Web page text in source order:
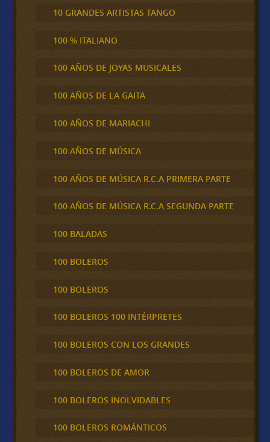
10 GRANDES ARTISTAS TANGO
100 % ITALIANO
100 AÑOS DE JOYAS MUSICALES
100 AÑOS DE LA GAITA
100 AÑOS DE MARIACHI
100 AÑOS DE MÚSICA
100 AÑOS DE MÚSICA R.C.A PRIMERA PARTE
100 AÑOS DE MÚSICA R.C.A SEGUNDA PARTE
100 BALADAS
100 BOLEROS
100 BOLEROS
100 BOLEROS 100 INTÉRPRETES
100 BOLEROS CON LOS GRANDES
100 BOLEROS DE AMOR
100 BOLEROS INOLVIDABLES
100 BOLEROS ROMÁNTICOS